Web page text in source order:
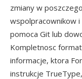
zmiany w
wspolpracownikow
pomoca Git lub
Kompletnosc
informacje, ktora
instrukcje